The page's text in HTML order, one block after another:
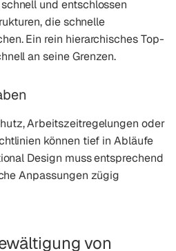
und entschlossen
die schnelle
Ein rein hierarchisches Top-
an seine Grenzen.
Arbeitszeitregelungen oder
können tief in Abläufe
Design muss entsprechend
Anpassungen zügig
von